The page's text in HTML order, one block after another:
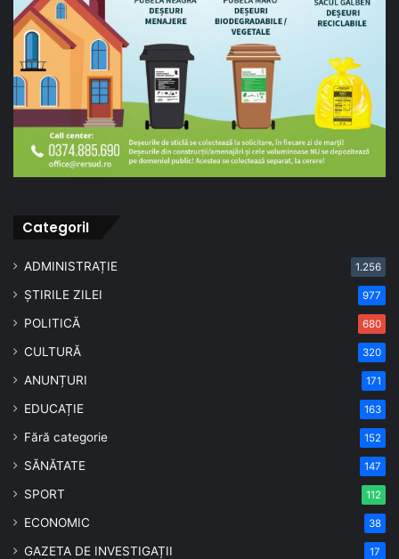
CategoriI
ADMINISTRAȚIE 1.256
ȘTIRILE ZILEI 977
POLITICĂ 680
CULTURĂ 320
ANUNȚURI 171
EDUCAȚIE 163
Fără categorie 152
SĂNĂTATE 147
SPORT 112
ECONOMIC 38
GAZETA DE INVESTIGAȚII 17